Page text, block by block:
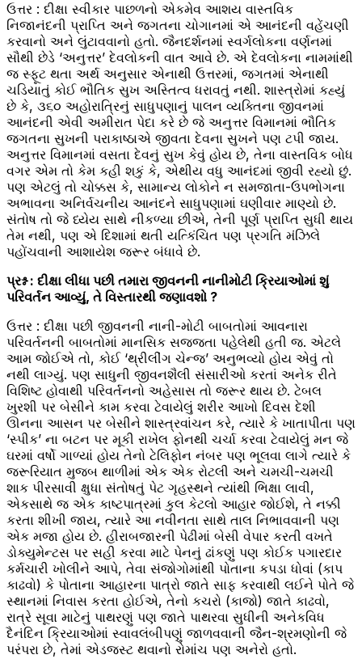
ઉત્તર : દીક્ષા સ્વીકાર પાછળનો એકમેવ આશય વાસ્તવિક
નિજાનંદની પ્રાપ્તિ અને જગતના ચોગાનમાં એ આનંદની વહેંચણી
કરવાનો અને લુંટાવવાનો હતો. જૈનદર્શનમાં સ્વર્ગલોકના વર્ણનમાં
સૌથી છેડે ‘અનુત્તર’ દેવલોકની વાત આવે છે. એ દેવલોકના નામમાંથી
જ સ્ફૂટ થતા અર્થ અનુસાર એનાથી ઉત્તરમાં, જગતમાં એનાથી
ચડિયાતું કોઈ ભૌતિક સુખ અસ્તિત્વ ધરાવતું નથી. શાસ્ત્રોમાં કહ્યું
છે કે, ૩૬૦ અહોરાત્રિનું સાધુપણાનું પાલન વ્યક્તિના જીવનમાં
આનંદની એવી અમીરાત પેદા કરે છે જે અનુત્તર વિમાનમાં ભૌતિક
જગતના સુખની પરાકાષ્ઠાએ જીવતા દેવના સુખને પણ ટપી જાય.
અનુત્તર વિમાનમાં વસતા દેવનું સુખ કેવું હોય છે, તેના વાસ્તવિક બોધ
વગર એમ તો કેમ કહી શકું કે, એથીય વધુ આનંદમાં જીવી રહ્યો છું.
પણ એટલું તો ચોક્કસ કે, સામાન્ય લોકોને ન સમજાતા-ઉપભોગના
અભાવના અનિર્વચનીય આનંદને સાધુપણામાં ઘણીવાર માણ્યો છે.
સંતોષ તો જે ધ્યેય સાથે નીકળ્યા છીએ, તેની પૂર્ણ પ્રાપ્તિ સુધી થાય
તેમ નથી, પણ એ દિશામાં થતી યત્કિંચિત પણ પ્રગતિ મંઝિલે
પહોંચવાની આશાયેશ જરૂર બંધાવે છે.
પ્રશ્ન : દીક્ષા લીધા પછી તમારા જીવનની નાનીમોટી ક્રિયાઓમાં શું
પરિવર્તન આવ્યું, તે વિસ્તારથી જણાવશો ?
ઉત્તર : દીક્ષા પછી જીવનની નાની-મોટી બાબતોમાં આવનારા
પરિવર્તનની બાબતોમાં માનસિક સજ્જતા પહેલેથી હતી જ. એટલે
આમ જોઈએ તો, કોઈ ‘થ્રીલીંગ ચેન્જ’ અનુભવ્યો હોય એવું તો
નથી લાગ્યું. પણ સાધુની જીવનશૈલી સંસારીઓ કરતાં અનેક રીતે
વિશિષ્ટ હોવાથી પરિવર્તનનો અહેસાસ તો જરૂર થાય છે. ટેબલ
ખુરશી પર બેસીને કામ કરવા ટેવાયેલું શરીર આખો દિવસ દેશી
ઊનના આસન પર બેસીને શાસ્ત્રવાંચન કરે, ત્યારે કે ખાતાપીતા પણ
‘સ્પીક’ ના બટન પર મૂકી રાખેલ ફોનથી ચર્ચા કરવા ટેવાયેલું મન જે
ઘરમાં વર્ષો ગાળ્યાં હોય તેનો ટેલિફોન નંબર પણ ભૂલવા લાગે ત્યારે કે
જરૂરિયાત મુજબ થાળીમાં એક એક રોટલી અને ચમચી-ચમચી
શાક પીરસાવી ક્ષુધા સંતોષતું પેટ ગૃહસ્થને ત્યાંથી ભિક્ષા લાવી,
એકસાથે જ એક કાષ્ટપાત્રમાં કુલ કેટલો આહાર જોઈશે, તે નક્કી
કરતા શીખી જાય, ત્યારે આ નવીનતા સાથે તાલ નિભાવવાની પણ
એક મજા હોય છે. હીરાબજારની પેઢીમાં બેસી વેપાર કરતી વખતે
ડોક્યુમેન્ટસ પર સહી કરવા માટે પેનનું ઢાંકણું પણ કોઈક પગારદાર
કર્મચારી ખોલીને આપે, તેવા સંજોગોમાંથી પોતાના કપડા ધોવાં (કાપ
કાઢવો) કે પોતાના આહારના પાત્રો જાતે સાફ કરવાથી લઈને પોતે જે
સ્થાનમાં નિવાસ કરતા હોઈએ, તેનો કચરો (કાજો) જાતે કાઢવો,
રાત્રે સૂવા માટેનું પાથરણું પણ જાતે પાથરવા સુધીની અનેકવિધ
દૈનંદિન ક્રિયાઓમાં સ્વાવલંબીપણું જાળવવાની જૈન-શ્રમણોની જે
પરંપરા છે, તેમાં એડજસ્ટ થવાનો રોમાંચ પણ અનેરો હતો.